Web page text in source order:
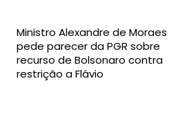
Ministro Alexandre de Moraes
pede parecer da PGR sobre
recurso de Bolsonaro contra
restrição a Flávio